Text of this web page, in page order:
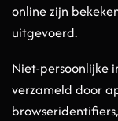
online zijn
uitgevoerd.
Niet-persoonlijke
verzameld door